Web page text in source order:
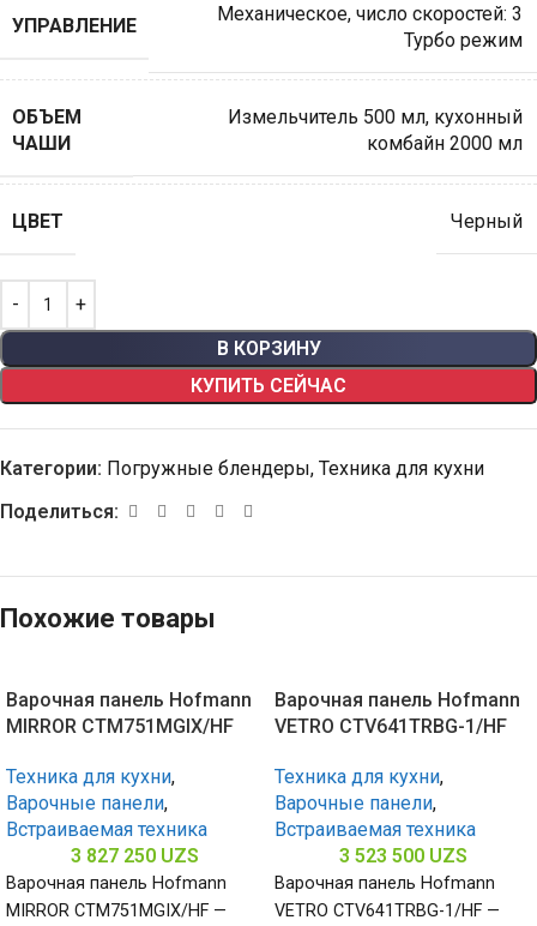
УПРАВЛЕНИЕ
Механическое, число скоростей: 3
Турбо режим
ОБЪЕМ
ЧАШИ
Измельчитель 500 мл, кухонный
комбайн 2000 мл
ЦВЕТ Черный
В КОРЗИНУ
КУПИТЬ СЕЙЧАС
Категории: Погружные блендеры, Техника для кухни
Поделиться:
Похожие товары
Варочная панель Hofmann
MIRROR CTM751MGIX/HF
Техника для кухни,
Варочные панели,
Встраиваемая техника
3 827 250 UZS
Варочная панель Hofmann
MIRROR CTM751MGIX/HF —
Варочная панель Hofmann
VETRO CTV641TRBG-1/HF
Техника для кухни,
Варочные панели,
Встраиваемая техника
3 523 500 UZS
Варочная панель Hofmann
VETRO CTV641TRBG-1/HF —